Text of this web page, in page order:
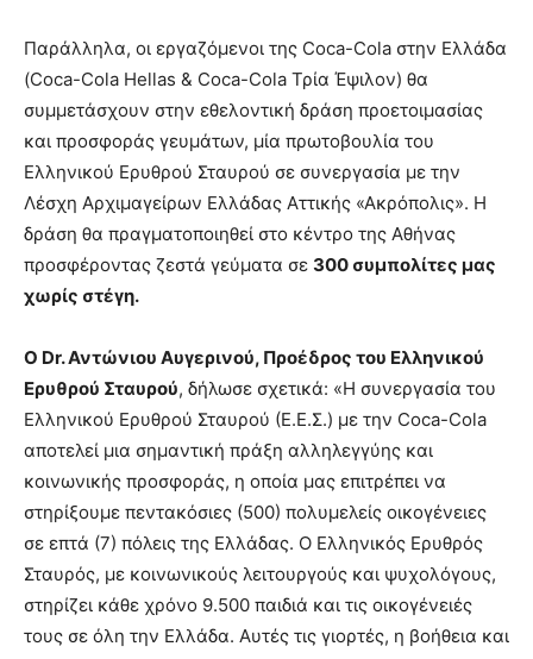
Παράλληλα, οι εργαζόμενοι της Coca-Cola στην Ελλάδα
(Coca-Cola Hellas & Coca-Cola Τρία Έψιλον) θα
συμμετάσχουν στην εθελοντική δράση προετοιμασίας
και προσφοράς γευμάτων, μία πρωτοβουλία του
Ελληνικού Ερυθρού Σταυρού σε συνεργασία με την
Λέσχη Αρχιμαγείρων Ελλάδας Αττικής «Ακρόπολις». Η
δράση θα πραγματοποιηθεί στο κέντρο της Αθήνας
προσφέροντας ζεστά γεύματα σε 300 συμπολίτες μας
χωρίς στέγη.
Ο Dr. Αντώνιου Αυγερινού, Προέδρος του Ελληνικού
Ερυθρού Σταυρού, δήλωσε σχετικά: «Η συνεργασία του
Ελληνικού Ερυθρού Σταυρού (Ε.Ε.Σ.) με την Coca-Cola
αποτελεί μια σημαντική πράξη αλληλεγγύης και
κοινωνικής προσφοράς, η οποία μας επιτρέπει να
στηρίξουμε πεντακόσιες (500) πολυμελείς οικογένειες
σε επτά (7) πόλεις της Ελλάδας. O Ελληνικός Ερυθρός
Σταυρός, με κοινωνικούς λειτουργούς και ψυχολόγους,
στηρίζει κάθε χρόνο 9.500 παιδιά και τις οικογένειές
τους σε όλη την Ελλάδα. Αυτές τις γιορτές, η βοήθεια και